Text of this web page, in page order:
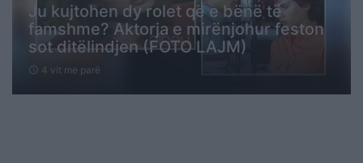
Ju kujtohen dy rolet që e bënë të
famshme? Aktorja e mirënjohur feston
sot ditëlindjen (FOTO LAJM)
schedule 4 vit me parë